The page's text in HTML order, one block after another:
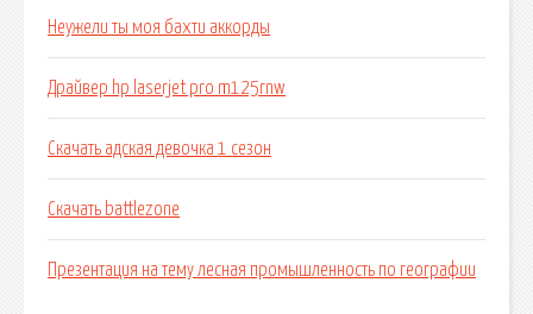
Неужели ты моя бахти аккорды
Драйвер hp laserjet pro m125rnw
Скачать адская девочка 1 сезон
Скачать battlezone
Презентация на тему лесная промышленность по географии